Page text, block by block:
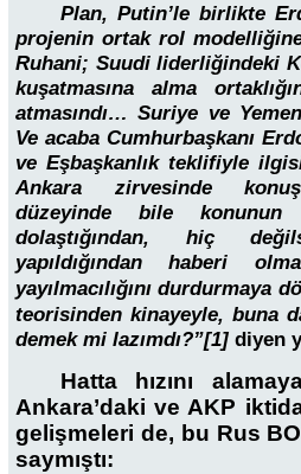
Plan, Putin’le birlikte
projenin ortak rol
Ruhani; Suudi liderliğindeki
kuşatmasına alma
atmasındı… Suriye ve
Ve acaba Cumhurbaşkanı
ve Eşbaşkanlık teklifiyle
Ankara zirvesinde
düzeyinde bile konunun
dolaştığından, hiç
yapıldığından haberi
yayılmacılığını durdurmaya
teorisinden kinayeyle, buna
demek mi lazımdı?”[1] diyen
Hatta hızını
Ankara’daki ve AKP
gelişmeleri de, bu Rus
saymıştı: